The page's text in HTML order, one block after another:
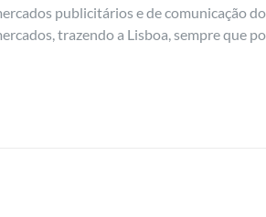
publicitários e de comunicação
trazendo a Lisboa, sempre que